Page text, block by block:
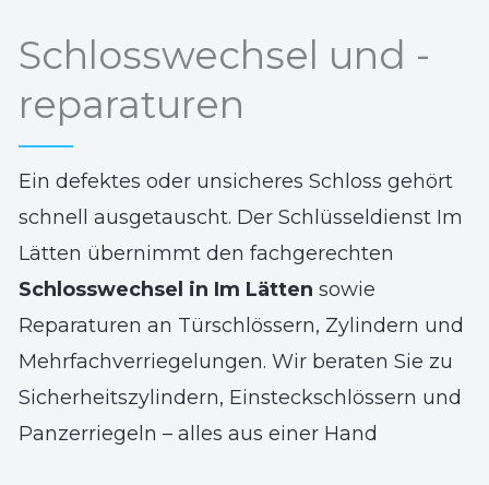
Schlosswechsel und -
reparaturen
Ein defektes oder unsicheres Schloss gehört
schnell ausgetauscht. Der Schlüsseldienst Im
Lätten übernimmt den fachgerechten
Schlosswechsel in Im Lätten sowie
Reparaturen an Türschlössern, Zylindern und
Mehrfachverriegelungen. Wir beraten Sie zu
Sicherheitszylindern, Einsteckschlössern und
Panzerriegeln – alles aus einer Hand